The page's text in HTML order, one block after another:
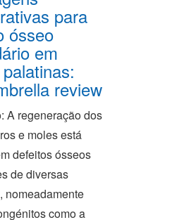
para
ósseo
em
review
A regeneração dos
e moles está
defeitos ósseos
de diversas
nomeadamente
como a